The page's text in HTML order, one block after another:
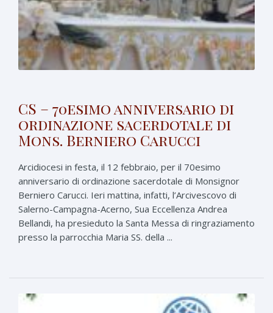
CS – 70esimo anniversario di
ordinazione sacerdotale di
Mons. Berniero Carucci
Arcidiocesi in festa, il 12 febbraio, per il 70esimo
anniversario di ordinazione sacerdotale di Monsignor
Berniero Carucci. Ieri mattina, infatti, l’Arcivescovo di
Salerno-Campagna-Acerno, Sua Eccellenza Andrea
Bellandi, ha presieduto la Santa Messa di ringraziamento
presso la parrocchia Maria SS. della ...